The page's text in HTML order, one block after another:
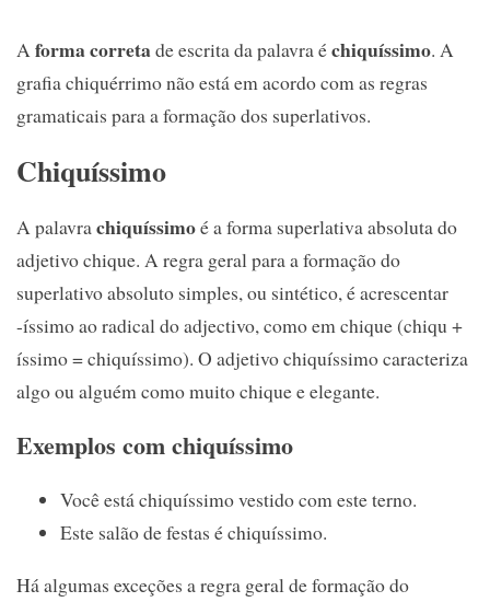
Aforma corretade escrita da palavra échiquíssimo. A
grafia chiquérrimo não está em acordo com as regras
gramaticais para a formação dos superlativos.
Chiquíssimo
A palavrachiquíssimoé a forma superlativa absoluta do
adjetivo chique. A regra geral para a formação do
superlativo absoluto simples, ou sintético, é acrescentar
-íssimo ao radical do adjectivo, como em chique (chiqu +
íssimo = chiquíssimo). O adjetivo chiquíssimo caracteriza
algo ou alguém como muito chique e elegante.
Exemplos com chiquíssimo
Você está chiquíssimo vestido com este terno.
Este salão de festas é chiquíssimo.
Há algumas exceções a regra geral de formação do